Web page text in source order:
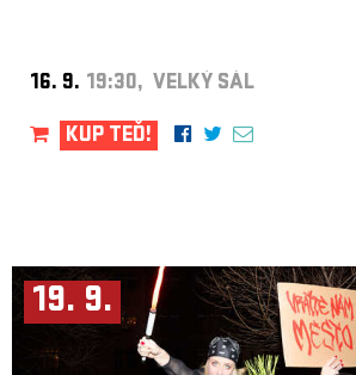
16. 9. 19:30, VELKÝ SÁL
KUP TEĎ!
19. 9.